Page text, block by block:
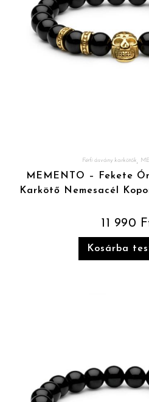
Férfi ásvány karkötők
MEMENTO – Fekete
Karkötő Nemesacél
11 990
Kosárba